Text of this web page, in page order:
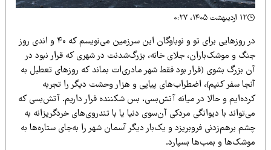
در روزهایی برای تو و نوباوگان این سرزمین می‌نویسم که ۴۰ و اندی روز
و موشک‌باران، جلای خانه، بزرگ‌شدنت در شهری که قرار نبود در
بزرگ بشوی (قرار بود فقط شهر مادری‌ات بماند که روزهای تعطیل به
سفر کنیم)، اضطراب‌های پیاپی و هزار وحشت دیگر را تجربه
و حالا در میانه آتش‌بسی، بس شکننده قرار داریم. آتش‌بسی که
با دیوانگی مردکی آن‌سوی دنیا یا با تندروی‌های خردگریزانه به
برهم‌زدنی فروبریزد و یک‌بار دیگر آسمان شهر را به‌جای ستاره‌ها به
و بمب‌ها بسپارد.